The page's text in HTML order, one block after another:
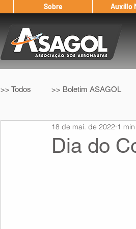
Sobre Auxílio
>> Todos >> Boletim ASAGOL
>> Legislação >> IFALPA
Dia do
18 de mai. de 2022 1